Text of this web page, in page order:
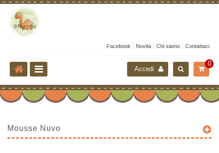
Facebook Novità Chi siamo Contattaci
0
Accedi
Mousse Nuvo